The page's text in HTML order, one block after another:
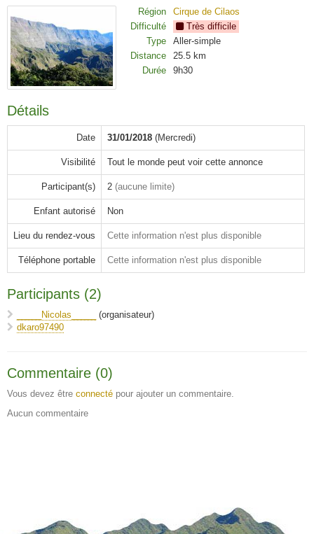
Région
Cirque de Cilaos
Difficulté
Très difficile
Type
Aller-simple
Distance
25.5 km
Durée
9h30
Détails
Date 31/01/2018 (Mercredi)
Visibilité Tout le monde peut voir cette annonce
Participant(s) 2 (aucune limite)
Enfant autorisé Non
Lieu du rendez-vous Cette information n'est plus disponible
Téléphone portable Cette information n'est plus disponible
Participants (2)
_____Nicolas_____
(organisateur)
dkaro97490
Commentaire (0)
Vous devez être connecté pour ajouter un commentaire.
Aucun commentaire